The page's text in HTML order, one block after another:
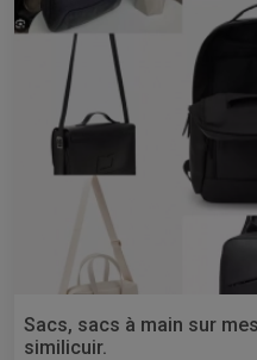
Sacs, sacs à main sur
similicuir.